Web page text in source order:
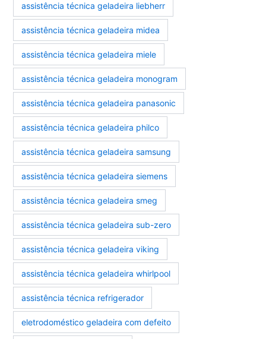
assistência técnica geladeira liebherr
assistência técnica geladeira midea
assistência técnica geladeira miele
assistência técnica geladeira monogram
assistência técnica geladeira panasonic
assistência técnica geladeira philco
assistência técnica geladeira samsung
assistência técnica geladeira siemens
assistência técnica geladeira smeg
assistência técnica geladeira sub-zero
assistência técnica geladeira viking
assistência técnica geladeira whirlpool
assistência técnica refrigerador
eletrodoméstico geladeira com defeito